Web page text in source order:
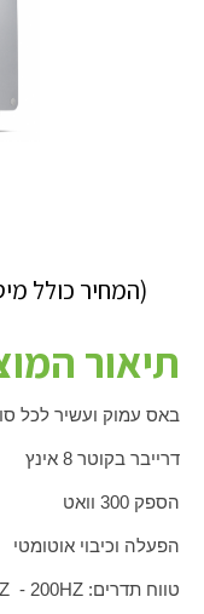
(המחיר כולל
תיאור
באס עמוק ועשיר לכל
דרייבר בקוטר 8 אינץ
הספק 300 וואט
הפעלה וכיבוי אוטומטי
טווח תדרים: HZ
200 -